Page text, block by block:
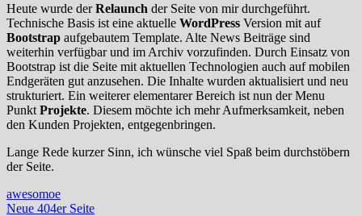
Heute wurde derRelaunch der Seite von mir durchgeführt.
Technische Basis ist eine aktuelle WordPress Version mit auf
Bootstrap aufgebautem Template. Alte News Beiträge sind
weiterhin verfügbar und im Archiv vorzufinden. Durch Einsatz von
Bootstrap ist die Seite mit aktuellen Technologien auch auf mobilen
Endgeräten gut anzusehen. Die Inhalte wurden aktualisiert und neu
strukturiert. Ein weiterer elementarer Bereich ist nun der Menu
Punkt Projekte. Diesem möchte ich mehr Aufmerksamkeit, neben
den Kunden Projekten, entgegenbringen.
Lange Rede kurzer Sinn, ich wünsche viel Spaß beim durchstöbern
der Seite.
Beitragsnavigation
awesomoe
Neue 404er Seite